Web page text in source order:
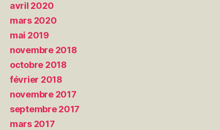
avril 2020
mars 2020
mai 2019
novembre 2018
octobre 2018
février 2018
novembre 2017
septembre 2017
mars 2017